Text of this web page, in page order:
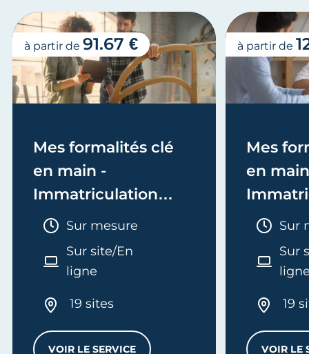
Mes formalités clé
en main -
Immatriculation
(EI/Micro-entreprise
Durée :
Sur mesure
Sur site/En
ligne
19 sites
VOIR LE SERVICE
à partir de 91.67 €
Mes
en
Sur
Sur
19
VOIR LE
à partir de